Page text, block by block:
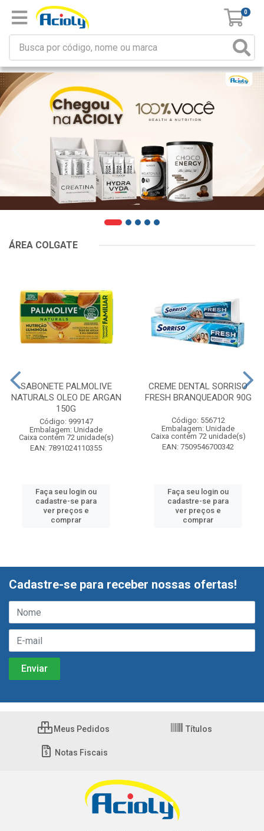
0
ÁREA COLGATE
SABONETE PALMOLIVE
NATURALS OLEO DE ARGAN
150G
Código: 999147
Embalagem: Unidade
Caixa contém 72 unidade(s)
EAN: 7891024110355
Faça seu login ou
cadastre-se para
ver preços e
comprar
CREME DENTAL SORRISO
FRESH BRANQUEADOR 90G
Código: 556712
Embalagem: Unidade
Caixa contém 72 unidade(s)
EAN: 7509546700342
Faça seu login ou
cadastre-se para
ver preços e
comprar
Cadastre-se para receber nossas ofertas!
Meus Pedidos Títulos
Notas Fiscais